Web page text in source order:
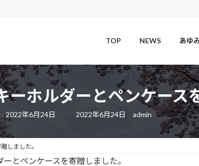
TOP NEWS あゆ
ーホルダーとペンケース
2022年6月24日
最
:
2022年6月24日 admin
しました。
とペンケースを寄贈しました。